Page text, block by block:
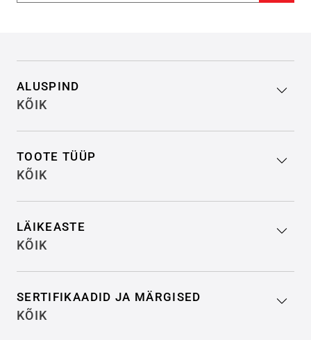
ALUSPIND
KÕIK
TOOTE TÜÜP
KÕIK
LÄIKEASTE
KÕIK
SERTIFIKAADID JA MÄRGISED
KÕIK